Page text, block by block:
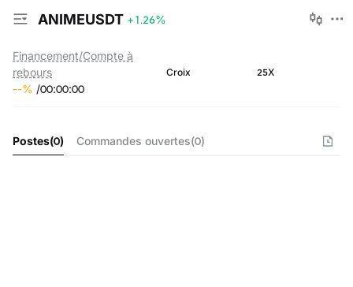
ANIMEUSDT +1.26%
Financement/Compte à
rebours
--% /00:00:00
Croix 25X
Postes(0) Commandes ouvertes(0)